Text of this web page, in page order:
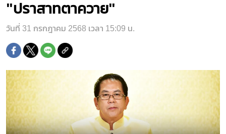
"ปราสาทตาควาย"
วันที่ 31 กรกฎาคม 2568 เวลา 15:09 น.